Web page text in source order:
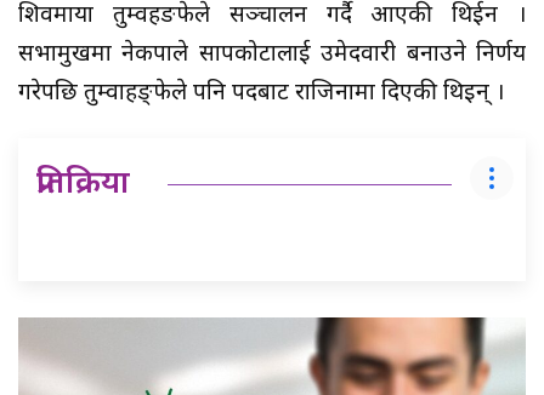
शिवमाया तुम्वहङफेले सञ्चालन गर्दै आएकी थिईन ।
सभामुखमा नेकपाले सापकोटालाई उमेदवारी बनाउने निर्णय
गरेपछि तुम्वाहङ्फेले पनि पदबाट राजिनामा दिएकी थिइन् ।
प्रतिक्रिया